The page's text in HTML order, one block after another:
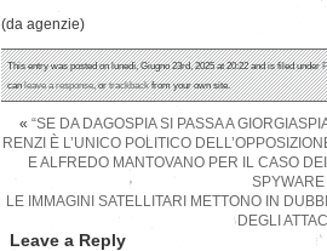
(da agenzie)
This entry was posted on lunedì, Giugno 23rd, 2025 at 20:22 and is filed under
canleave a response, ortrackbackfrom your own site.
« “SE DA DAGOSPIA SI PASSA A
RENZI È L’UNICO POLITICO
E ALFREDO MANTOVANO PER IL CASO
SPYWARE
LE IMMAGINI SATELLITARI METTONO IN
DEGLI
Leave a Reply